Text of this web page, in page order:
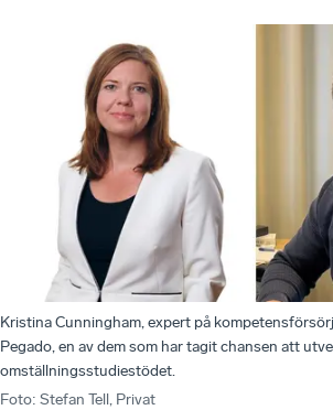
Kristina Cunningham, expert på
Pegado, en av dem som har tagit chansen att
omställningsstudiestödet.
Foto: Stefan Tell, Privat